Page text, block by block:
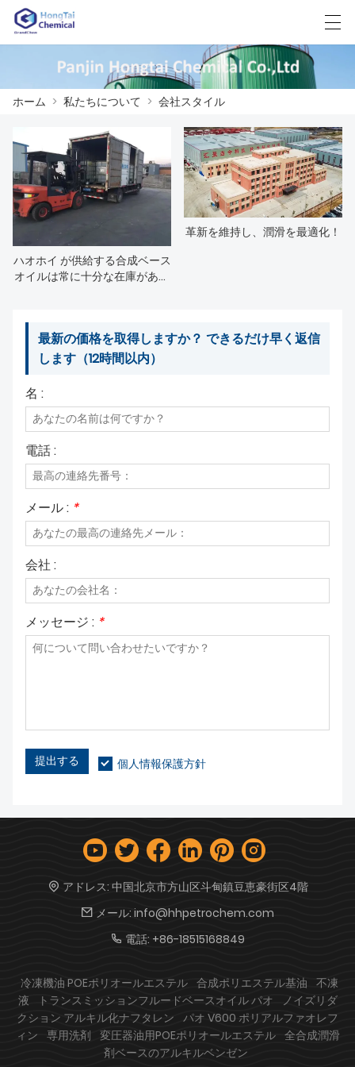
ホーム
製品
ニュース
ケース
我々に連絡し
私たちについて
العربية 中文 English 日本語 한국어
ホーム > 私たちについて > 会社スタイル
ハオホイ が供給する合成ベース
オイルは常に十分な在庫があり
革新を維持し、潤滑を最適化！
最新の価格を取得しますか？ できるだけ早く返信
します（12時間以内）
名 :
電話 :
メール : *
会社 :
メッセージ : *
提出する 個人情報保護方針
アドレス: 中国北京市方山区斗甸鎮豆恵豪街区4階
メール: info@hhpetrochem.com
電話: +86-18515168849
冷凍機油 POEポリオールエステル 合成ポリエステル基油 不凍
液
トランスミッションフルードベースオイル パオ
ノイズリダ
クション アルキル化ナフタレン パオ V600 ポリアルファオレフ
ィン 専用洗剤 変圧器油用POEポリオールエステル 全合成潤滑
剤ベースのアルキルベンゼン